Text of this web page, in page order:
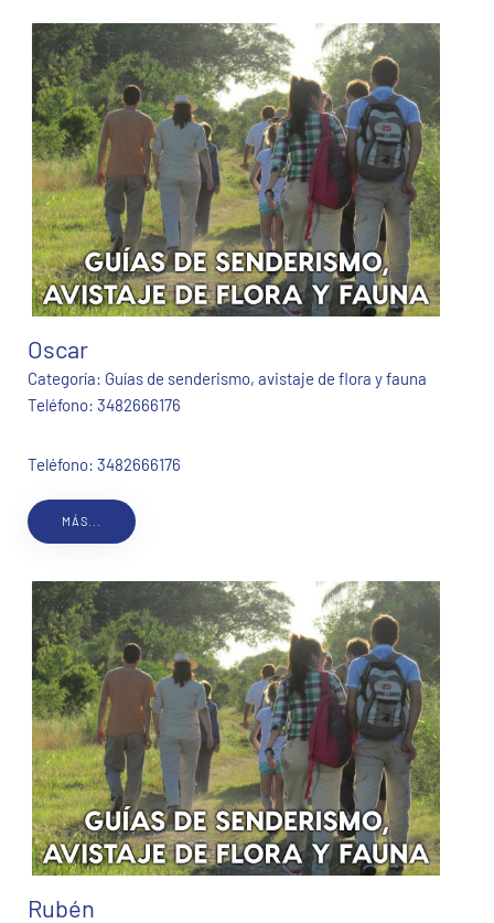
Oscar
Categoría: Guías de senderismo, avistaje de flora y fauna
Teléfono: 3482666176
Teléfono: 3482666176
MÁS...
Rubén